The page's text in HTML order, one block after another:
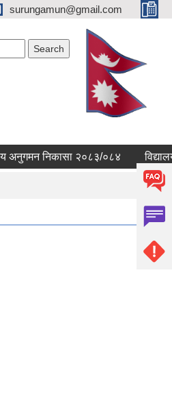
surungamun@gmail.com
निकासा २०८३/०८४